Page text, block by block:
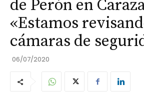
de Perón en
«Estamos
cámaras de
06/07/2020